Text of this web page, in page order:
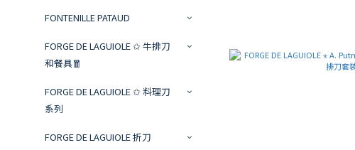
FONTENILLE PATAUD
FORGE DE LAGUIOLE ✩ 牛排刀
和餐具🧧
FORGE DE LAGUIOLE ✩ 料理刀
系列
FORGE DE LAGUIOLE 折刀